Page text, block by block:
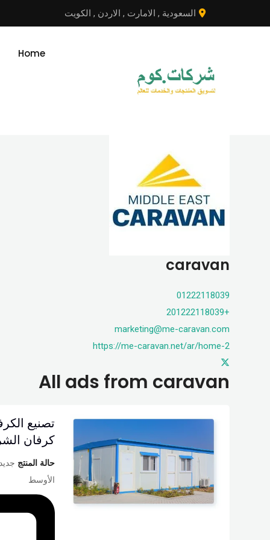
إلى
السعودية , الامارت , الاردن , الكويت
Home
caravan
01222118039
+201222118039
marketing@me-caravan.com
https://me-caravan.net/ar/home-2
All ads from caravan
تصنيع
كرفان
حالة المنتج
الأوسط